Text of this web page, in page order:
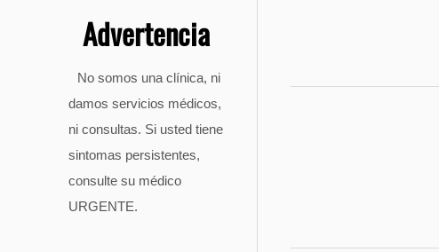
Advertencia
No somos una clínica, ni
damos servicios médicos,
ni consultas. Si usted tiene
sintomas persistentes,
consulte su médico
URGENTE.